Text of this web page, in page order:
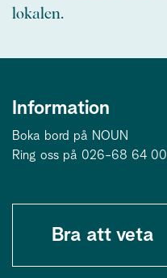
lokalen.
Information
Boka bord på NOUN
Ring oss på 026-68 64 00
Bra att veta